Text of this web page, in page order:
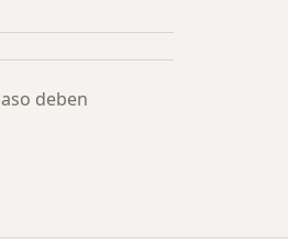
deben